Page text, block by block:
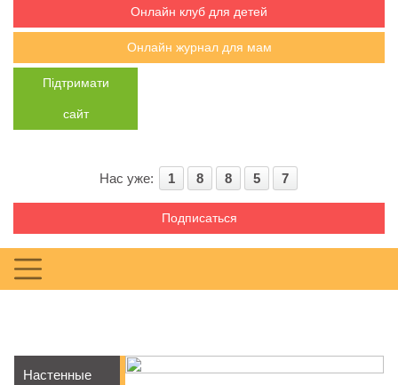
Онлайн клуб для детей
Онлайн журнал для мам
Підтримати
сайт
Нас уже: 1 8 8 5 7
Подписаться
Настенные